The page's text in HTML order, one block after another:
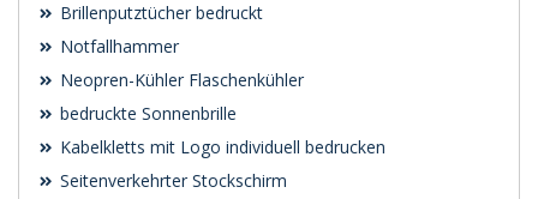
Brillenputztücher bedruckt
Notfallhammer
Neopren-Kühler Flaschenkühler
bedruckte Sonnenbrille
Kabelkletts mit Logo individuell bedrucken
Seitenverkehrter Stockschirm